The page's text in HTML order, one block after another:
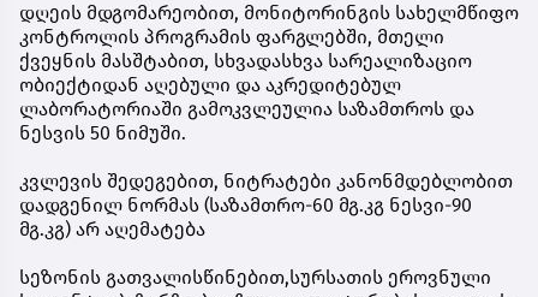
დღეის მდგომარეობით, მონიტორინგის სახელმწიფო
კონტროლის პროგრამის ფარგლებში, მთელი
ქვეყნის მასშტაბით, სხვადასხვა სარეალიზაციო
ობიექტიდან აღებული და აკრედიტებულ
ლაბორატორიაში გამოკვლეულია საზამთროს და
ნესვის 50 ნიმუში.
კვლევის შედეგებით, ნიტრატები კანონმდებლობით
დადგენილ ნორმას (საზამთრო-60 მგ.კგ ნესვი-90
მგ.კგ) არ აღემატება
სეზონის გათვალისწინებით,სურსათის ეროვნული